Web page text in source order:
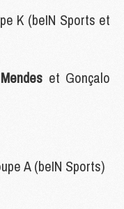
K (beIN Sports et
Mendes et Gonçalo
A (beIN Sports)